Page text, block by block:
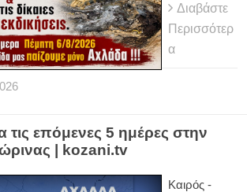
Διαβάστε
Περισσότερ
α
τις επόμενες 5 ημέρες στην
| kozani.tv
Kαιρός -